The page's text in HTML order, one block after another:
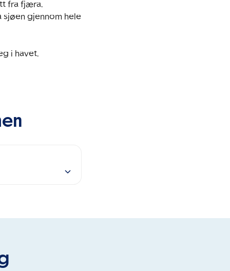
fra fjæra.
gjennom hele
i havet.